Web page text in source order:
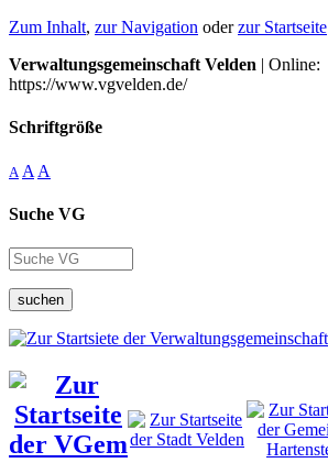
Zum Inhalt, zur Navigation oderzur Startseite
Verwaltungsgemeinschaft Velden | Online:
https://www.vgvelden.de/
Schriftgröße
A A A
Suche VG
suchen